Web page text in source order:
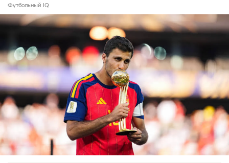
Футбольный IQ